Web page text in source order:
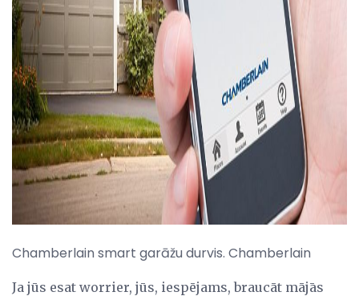
Chamberlain smart garāžu durvis. Chamberlain
Ja jūs esat worrier, jūs, iespējams, braucāt mājās